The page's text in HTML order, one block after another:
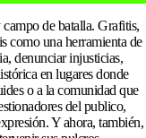
de batalla. Grafitis,
como una herramienta de
denunciar injusticias,
en lugares donde
o a la comunidad que
del publico,
Y ahora, también,